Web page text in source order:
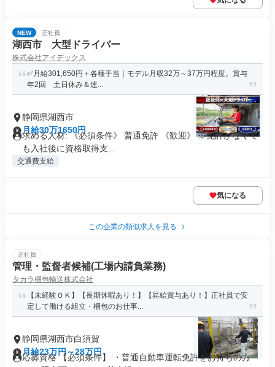
NEW 正社員
湖西市 大型ドライバー
株式会社アイデックス
✅月給301,650円＋各種手当｜モデル月収32万～37万円程度。賞与
年2回 土日休み＆連...
静岡県湖西市
月給30万1650円
求める人材: 《必須条件》 普通免許 《歓迎》 ※免許がなくて
も入社後に資格取得支...
交通費支給
気になる
この企業の類似求人を見る
正社員
管理・監督者候補(工場内請負業務)
タカラ梱包輸送株式会社
【未経験ＯＫ】【長期休暇あり！】【昇給賞与あり！】正社員で安
定して働ける組立・梱包のお仕事...
静岡県湖西市白須賀
月給23万円～28万円
応募資格 【必須条件】 ・普通自動車運転免許をお持ちの方